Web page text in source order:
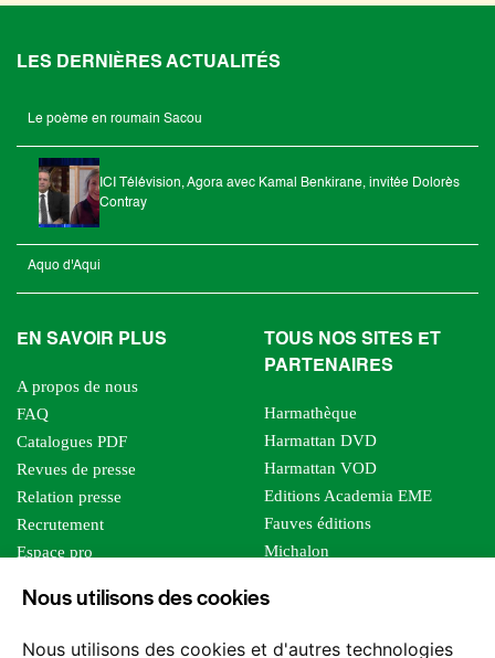
Nous utilisons des cookies
Nous utilisons des cookies et d'autres technologies
LES DERNIÈRES ACTUALITÉS
Le poème en roumain Sacou
ICI Télévision, Agora avec Kamal Benkirane, invitée Dolorès
Contray
Aquo d'Aqui
EN SAVOIR PLUS
A propos de nous
FAQ
Catalogues PDF
Revues de presse
Relation presse
Recrutement
Espace pro
Foreign rights
TOUS NOS SITES ET
PARTENAIRES
Harmathèque
Harmattan DVD
Harmattan VOD
Editions Academia EME
Fauves éditions
Michalon
Editions Sutton